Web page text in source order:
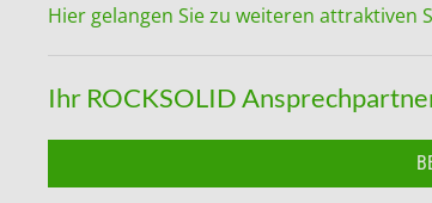
Hier gelangen Sie zu weiteren attraktiven
Ihr ROCKSOLID